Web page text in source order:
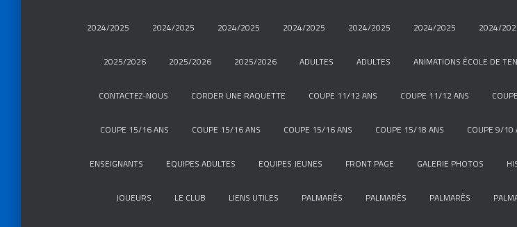
2024/2025 2024/2025 2024/2025 2024/2025 2024/2025 2024/2025 2024/
2025/2026 2025/2026 2025/2026 ADULTES ADULTES ANIMATIONS ÉCOLE DE
CONTACTEZ-NOUS CORDER UNE RAQUETTE COUPE 11/12 ANS COUPE 11/12 ANS
COUPE 15/16 ANS COUPE 15/16 ANS COUPE 15/16 ANS COUPE 15/18 ANS COUPE 9/10
ENSEIGNANTS EQUIPES ADULTES EQUIPES JEUNES FRONT PAGE GALERIE PHOTOS
JOUEURS LE CLUB LIENS UTILES PALMARÈS PALMARÈS PALMARÈS